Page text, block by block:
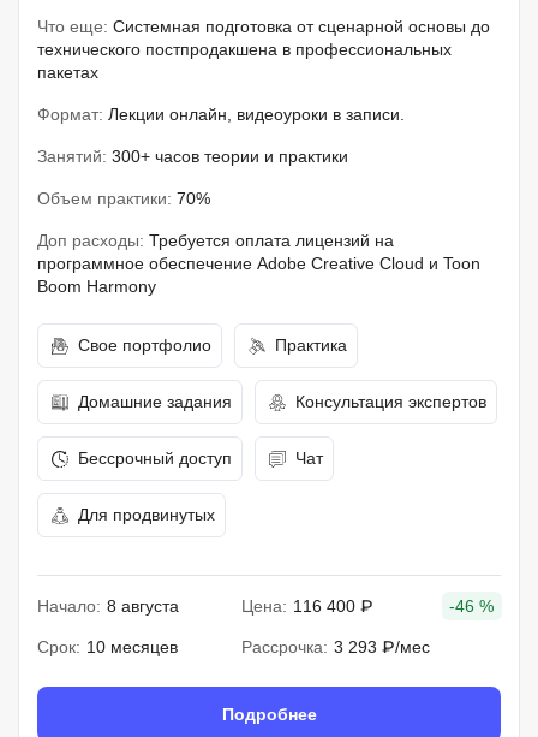
Что еще: Системная подготовка от сценарной основы до
технического постпродакшена в профессиональных
пакетах
Формат: Лекции онлайн, видеоуроки в записи.
Занятий: 300+ часов теории и практики
Объем практики: 70%
Доп расходы: Требуется оплата лицензий на
программное обеспечение Adobe Creative Cloud и Toon
Boom Harmony
Свое портфолио Практика
Домашние задания Консультация экспертов
Бессрочный доступ Чат
Для продвинутых
Начало: 8 августа Цена: 116 400 ₽ -46 %
Срок: 10 месяцев Рассрочка: 3 293 ₽/мес
Подробнее